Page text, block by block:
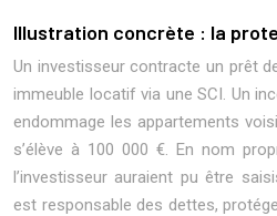
Illustration concrète : la
Un investisseur contracte un prêt
immeuble locatif via une SCI. Un
endommage les appartements
s’élève à 100 000 €. En nom
l’investisseur auraient pu être
est responsable des dettes,